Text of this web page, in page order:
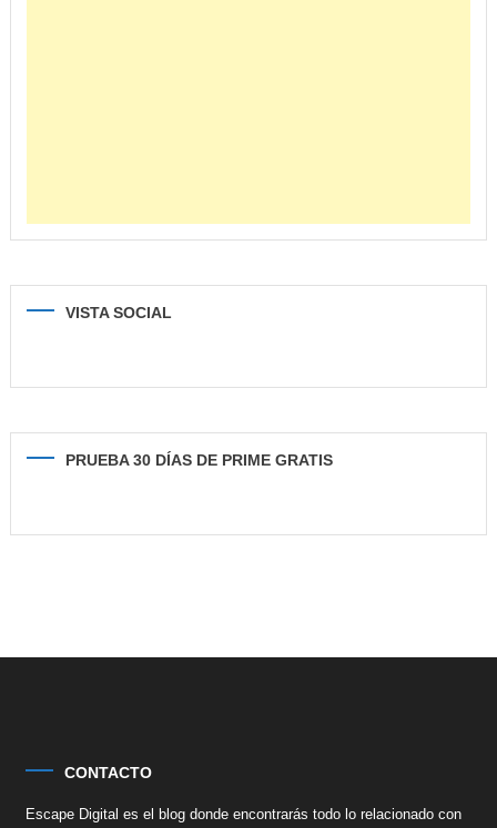
VISTA SOCIAL
PRUEBA 30 DÍAS DE PRIME GRATIS
CONTACTO
Escape Digital es el blog donde encontrarás todo lo relacionado con